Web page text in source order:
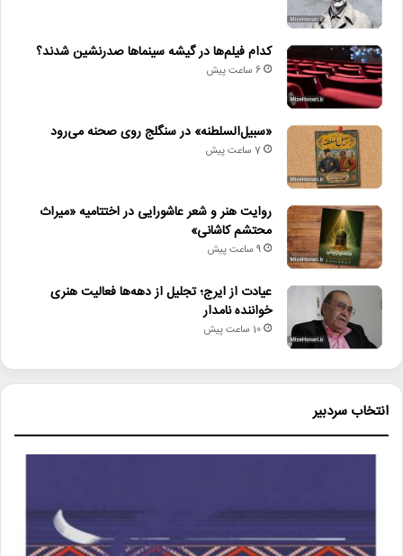
کدام فیلم‌ها در گیشه سینماها صدرنشین شدند؟
6 ساعت پیش
«سبیل‌السلطنه» در سنگلج روی صحنه می‌رود
7 ساعت پیش
روایت هنر و شعر عاشورایی در اختتامیه «میراث
محتشم کاشانی»
9 ساعت پیش
عیادت از ایرج؛ تجلیل از دهه‌ها فعالیت هنری
خواننده نامدار
10 ساعت پیش
انتخاب سردبیر